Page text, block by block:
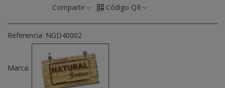
Compartir Código QR
Referencia: NGD40002
Marca: